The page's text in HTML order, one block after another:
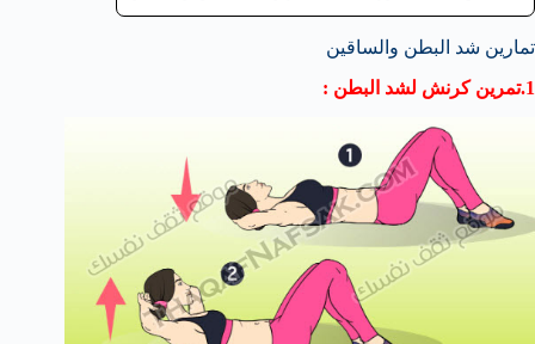
تمارين شد البطن والساقين
1.تمرين كرنش لشد البطن :